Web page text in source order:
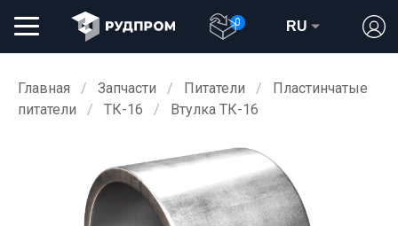
0 RU
Главная Запчасти Питатели
Пластинчатые
питатели
ТК-16 Втулка ТК-16